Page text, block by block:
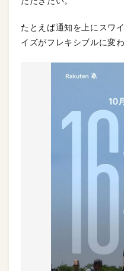
たとえば通知を上にスワ
イズがフレキシブルに変わ